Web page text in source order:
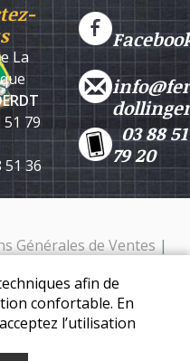
La
51 79
51 36
03 88 51
79 20
Générales de Ventes |
- 67720 Hoerdt -
79 20
afin de
confortable. En
l’utilisation